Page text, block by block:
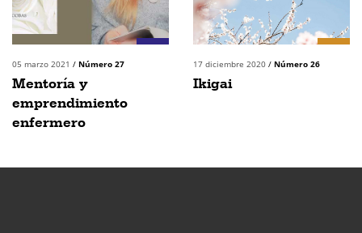
05 marzo 2021 / Número 27
Mentoría y
emprendimiento
enfermero
17 diciembre 2020 / Número 26
Ikigai